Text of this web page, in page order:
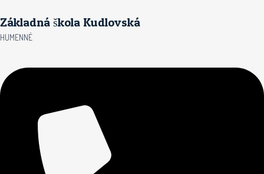
na
obsah
Základná škola Kudlovská
HUMENNÉ